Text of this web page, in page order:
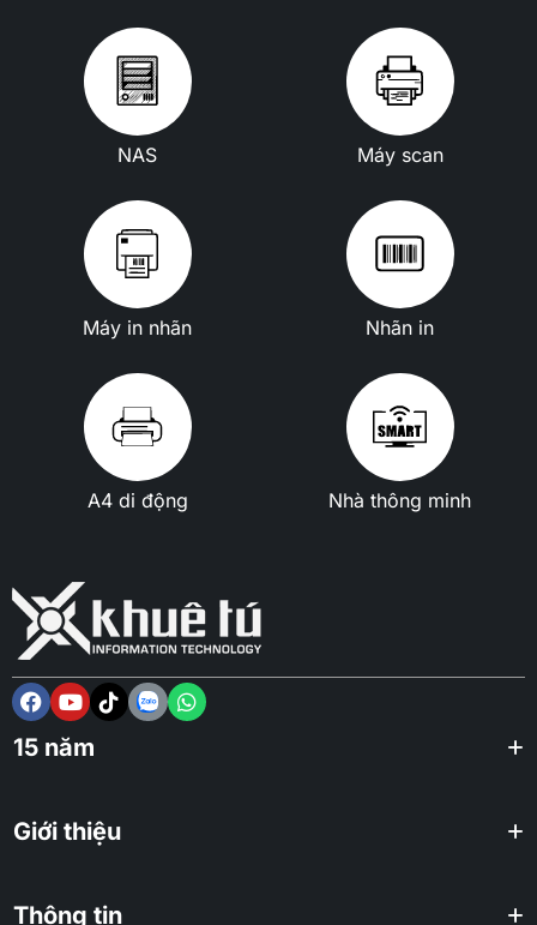
NAS Máy scan
Máy in nhãn Nhãn in
A4 di động Nhà thông minh
15 năm
Giới thiệu
Thông tin